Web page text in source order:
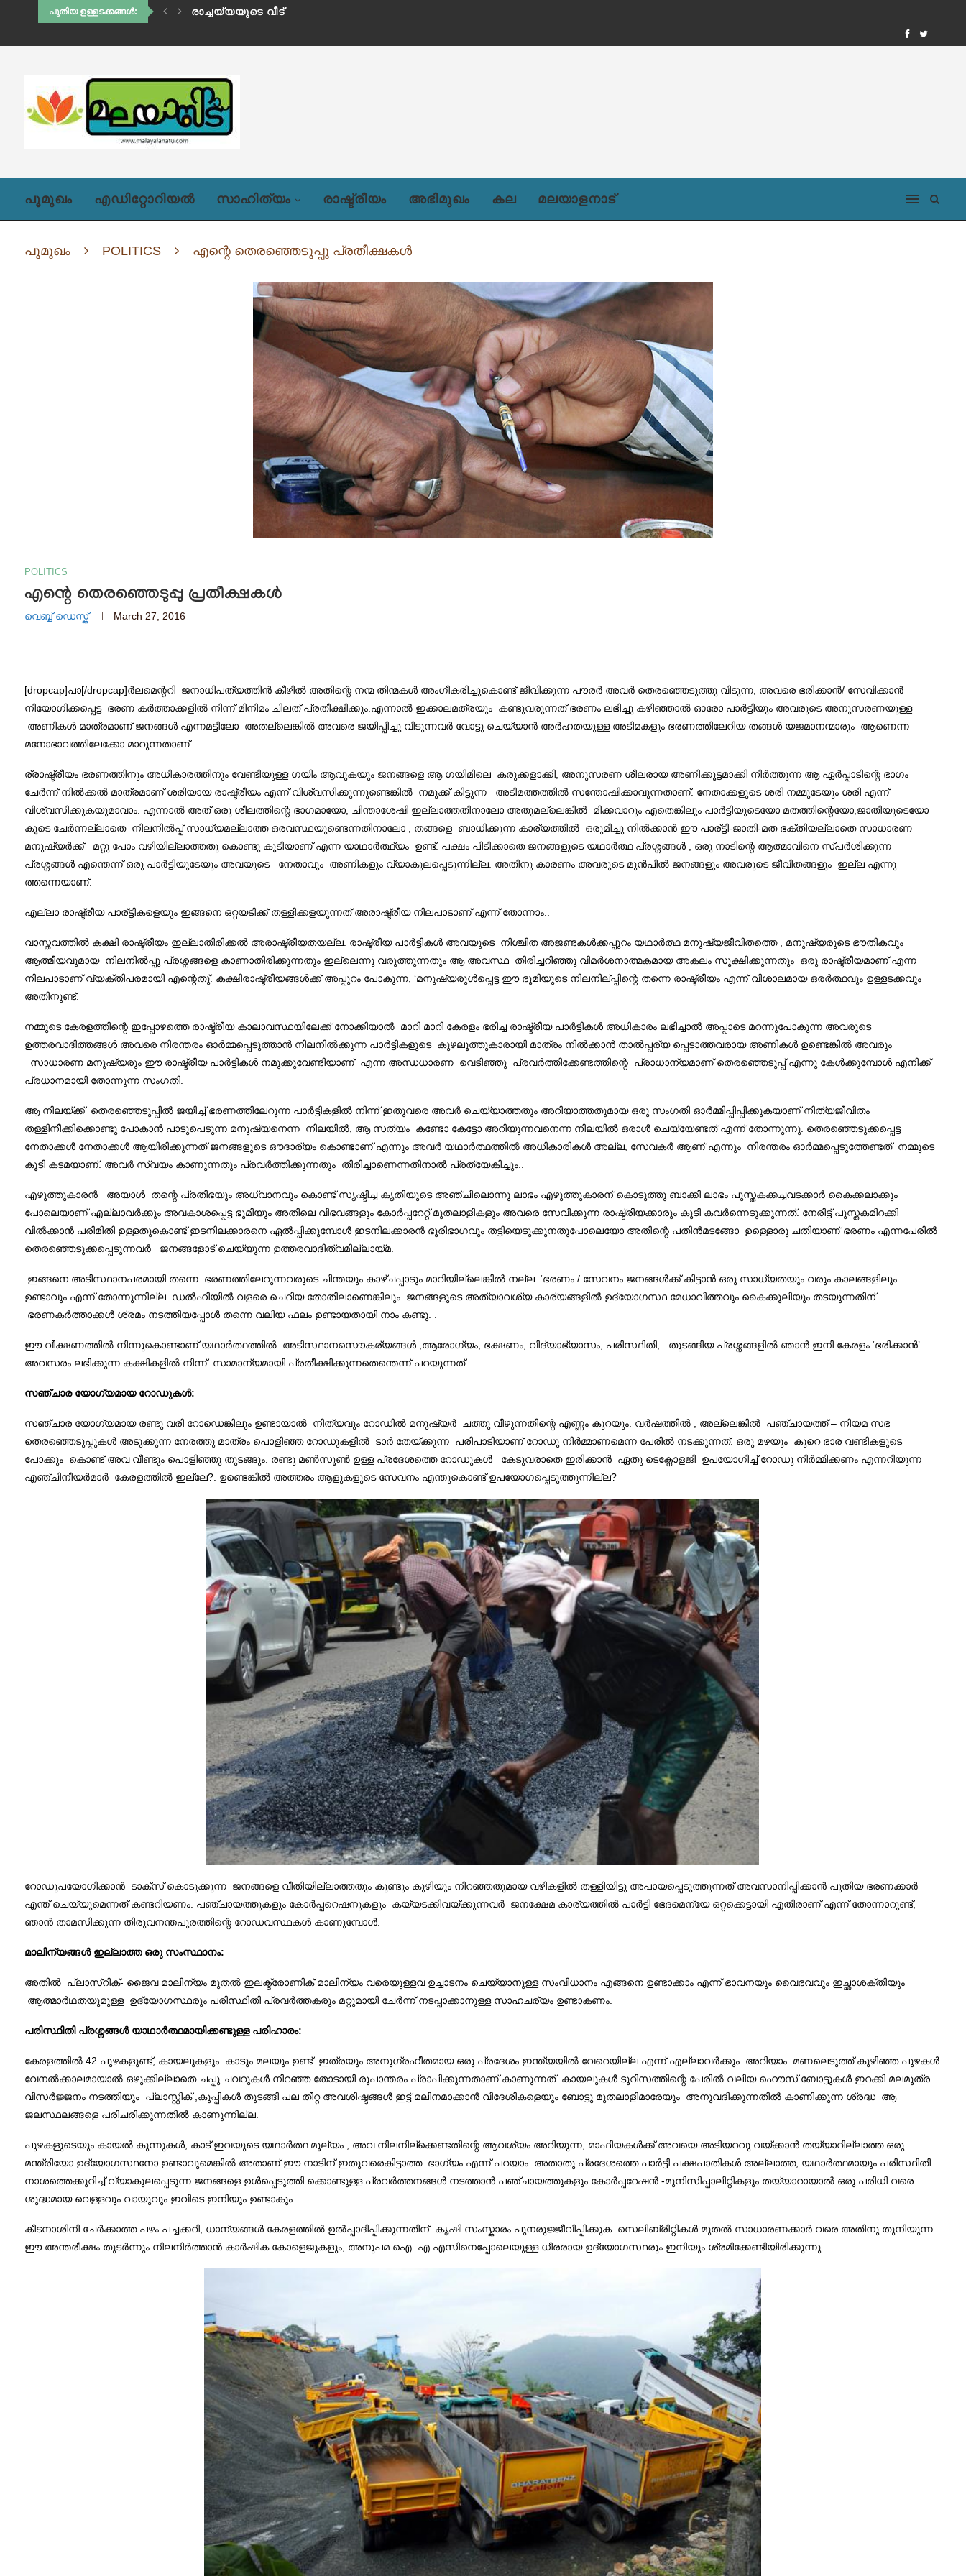
പുതിയ ഉള്ളടക്കങ്ങൾ: ഹിഡിംബി (അദ്ധ്യായം ഒന്ന്)
പൂമുഖം എഡിറ്റോറിയൽ സാഹിത്യം രാഷ്ട്രീയം അഭിമുഖം കല മലയാളനാട്
പൂമുഖം POLITICS എന്റെ തെരഞ്ഞെടുപ്പു പ്രതീക്ഷകൾ
POLITICS
എന്റെ തെരഞ്ഞെടുപ്പു പ്രതീക്ഷകൾ
വെബ്ബ് ഡെസ്ക് March 27, 2016
[dropcap]പാ[/dropcap]ർലമെന്ററി ജനാധിപത്യത്തിൻ കീഴിൽ അതിന്റെ നന്മ തിന്മകൾ അംഗീകരിച്ചുകൊണ്ട് ജീവിക്കുന്ന പൗരർ അവർ തെരഞ്ഞെടുത്തു വിടുന്ന, അവരെ ഭരിക്കാൻ/ സേവിക്കാൻ
നിയോഗിക്കപ്പെട്ട ഭരണ കർത്താക്കളിൽ നിന്ന് മിനിമം ചിലത് പ്രതീക്ഷിക്കും.എന്നാൽ ഇക്കാലമത്രയും കണ്ടുവരുന്നത്‌ ഭരണം ലഭിച്ചു കഴിഞ്ഞാൽ ഓരോ പാർട്ടിയും അവരുടെ അനുസരണയുള്ള
അണികൾ മാത്രമാണ് ജനങ്ങൾ എന്നമട്ടിലോ അതല്ലെങ്കിൽ അവരെ ജയിപ്പിച്ചു വിടുന്നവർ വോട്ടു ചെയ്യാൻ അർഹതയുള്ള അടിമകളും ഭരണത്തിലേറിയ തങ്ങൾ യജമാനന്മാരും ആണെന്ന
മനോഭാവത്തിലേക്കോ മാറുന്നതാണ്.
ര്രാഷ്ട്രീയം ഭരണത്തിനും അധികാരത്തിനും വേണ്ടിയുള്ള ഗയിം ആവുകയും ജനങ്ങളെ ആ ഗയിമിലെ കരുക്കളാക്കി, അനുസരണ ശീലരായ അണിക്കൂട്ടമാക്കി നിർത്തുന്ന ആ ഏർപ്പാടിന്റെ ഭാഗം
ചേർന്ന് നിൽക്കൽ മാത്രമാണ് ശരിയായ രാഷ്ട്രീയം എന്ന് വിശ്വസിക്കുന്നുണ്ടെങ്കിൽ നമുക്ക് കിട്ടുന്ന അടിമത്തത്തിൽ സന്തോഷിക്കാവുന്നതാണ്. നേതാക്കളുടെ ശരി നമ്മുടേയും ശരി എന്ന്
വിശ്വസിക്കുകയുമാവാം. എന്നാൽ അത് ഒരു ശീലത്തിന്റെ ഭാഗമായോ, ചിന്താശേഷി ഇല്ലാത്തതിനാലോ അതുമല്ലെങ്കിൽ മിക്കവാറും എതെങ്കിലും പാർട്ടിയുടെയോ മതത്തിന്റെയോ,ജാതിയുടെയോ
കൂടെ ചേർന്നല്ലാതെ നിലനിൽപ്പ്‌ സാധ്യമല്ലാത്ത ഒരവസ്ഥയുണ്ടെന്നതിനാലോ , തങ്ങളെ ബാധിക്കുന്ന കാര്യത്തിൽ ഒരുമിച്ചു നിൽക്കാൻ ഈ പാര്ട്ടി-ജാതി-മത ഭക്തിയല്ലാതെ സാധാരണ
മനുഷ്യർക്ക് മറ്റു പോം വഴിയില്ലാത്തതു കൊണ്ടു കൂടിയാണ് എന്ന യാഥാർത്ഥ്യം ഉണ്ട്. പക്ഷം പിടിക്കാതെ ജനങ്ങളുടെ യഥാർത്ഥ പ്രശ്നങ്ങൾ , ഒരു നാടിന്റെ ആത്മാവിനെ സ്പർശിക്കുന്ന
പ്രശ്നങ്ങൾ എന്തെന്ന് ഒരു പാർട്ടിയുടേയും അവയുടെ നേതാവും അണികളും വ്യാകുലപ്പെടുന്നില്ല. അതിനു കാരണം അവരുടെ മുൻപിൽ ജനങ്ങളും അവരുടെ ജീവിതങ്ങളും ഇല്ല എന്നു
ത്തന്നെയാണ്.
എല്ലാ രാഷ്ട്രീയ പാര്ട്ടികളെയും ഇങ്ങനെ ഒറ്റയടിക്ക് തള്ളിക്കളയുന്നത് അരാഷ്ട്രീയ നിലപാടാണ് എന്ന് തോന്നാം..
വാസ്തവത്തിൽ കക്ഷി രാഷ്ട്രീയം ഇല്ലാതിരിക്കൽ അരാഷ്ട്രീയതയല്ല. രാഷ്ട്രീയ പാർട്ടികൾ അവയുടെ നിശ്ചിത അജണ്ടകൾക്കപ്പുറം യഥാർത്ഥ മനുഷ്യജീവിതത്തെ , മനുഷ്യരുടെ ഭൗതികവും
ആത്മീയവുമായ നിലനിൽപ്പു പ്രശ്നങ്ങളെ കാണാതിരിക്കുന്നതും ഇല്ലെന്നു വരുത്തുന്നതും ആ അവസ്ഥ തിരിച്ചറിഞ്ഞു വിമർശനാത്മകമായ അകലം സൂക്ഷിക്കുന്നതും ഒരു രാഷ്ട്രീയമാണ് എന്ന
നിലപാടാണ് വ്യക്തിപരമായി എന്റെതു്. കക്ഷിരാഷ്ട്രീയങ്ങൾക്ക് അപ്പുറം പോകുന്ന, ‘മനുഷ്യരുൾപ്പെട്ട ഈ ഭൂമിയുടെ നിലനില്പ്പിന്റെ തന്നെ രാഷ്ട്രീയം എന്ന് വിശാലമായ ഒരർത്ഥവും ഉള്ളടക്കവും
അതിനുണ്ട്.
നമ്മുടെ കേരളത്തിന്റെ ഇപ്പോഴത്തെ രാഷ്ട്രീയ കാലാവസ്ഥയിലേക്ക് നോക്കിയാൽ മാറി മാറി കേരളം ഭരിച്ച രാഷ്ട്രീയ പാർട്ടികൾ അധികാരം ലഭിച്ചാൽ അപ്പാടെ മറന്നുപോകുന്ന അവരുടെ
ഉത്തരവാദിത്തങ്ങൾ അവരെ നിരന്തരം ഓർമ്മപ്പെടുത്താൻ നിലനിൽക്കുന്ന പാർട്ടികളുടെ കുഴലൂത്തുകാരായി മാത്രം നിൽക്കാൻ താൽപ്പര്യ പ്പെടാത്തവരായ അണികൾ ഉണ്ടെങ്കിൽ അവരും
സാധാരണ മനുഷ്യരും ഈ രാഷ്ട്രീയ പാർട്ടികൾ നമുക്കുവേണ്ടിയാണ് എന്ന അന്ധധാരണ വെടിഞ്ഞു പ്രവർത്തിക്കേണ്ടത്തിന്റെ പ്രാധാന്യമാണ് തെരഞ്ഞെടുപ്പ് എന്നു കേൾക്കുമ്പോൾ എനിക്ക്
പ്രധാനമായി തോന്നുന്ന സംഗതി.
ആ നിലയ്ക്ക് തെരഞ്ഞെടുപ്പിൽ ജയിച്ച് ഭരണത്തിലേറുന്ന പാർട്ടികളിൽ നിന്ന് ഇതുവരെ അവർ ചെയ്യാത്തതും അറിയാത്തതുമായ ഒരു സംഗതി ഓർമ്മിപ്പിപ്പിക്കുകയാണ് നിത്യജീവിതം
തള്ളിനീക്കിക്കൊണ്ടു പോകാൻ പാടുപെടുന്ന മനുഷ്യനെന്ന നിലയിൽ, ആ സത്യം കണ്ടോ കേട്ടോ അറിയുന്നവനെന്ന നിലയിൽ ഒരാൾ ചെയ്യേണ്ടത് എന്ന് തോന്നുന്നു. തെരഞ്ഞെടുക്കപ്പെട്ട
നേതാക്കൾ നേതാക്കൾ ആയിരിക്കുന്നത് ജനങ്ങളുടെ ഔദാര്യം കൊണ്ടാണ് എന്നും അവർ യഥാർത്ഥത്തിൽ അധികാരികൾ അല്ല, സേവകർ ആണ് എന്നും നിരന്തരം ഓർമ്മപ്പെടുത്തേണ്ടത് നമ്മുടെ
കൂടി കടമയാണ്. അവർ സ്വയം കാണുന്നതും പ്രവർത്തിക്കുന്നതും തിരിച്ചാണെന്നതിനാൽ പ്രത്യേകിച്ചും..
എഴുത്തുകാരൻ അയാൾ തന്റെ പ്രതിഭയും അധ്വാനവും കൊണ്ട് സൃഷ്ടിച്ച കൃതിയുടെ അഞ്ചിലൊന്നു ലാഭം എഴുത്തുകാരന് കൊടുത്തു ബാക്കി ലാഭം പുസ്തകക്കച്ചവടക്കാർ കൈക്കലാക്കും
പോലെയാണ് എല്ലാവർക്കും അവകാശപ്പെട്ട ഭൂമിയും അതിലെ വിഭവങ്ങളും കോർപ്പറേറ്റ് മുതലാളികളും അവരെ സേവിക്കുന്ന രാഷ്ട്രീയക്കാരും കൂടി കവർന്നെടുക്കുന്നത്‌. നേരിട്ട് പുസ്തകമിറക്കി
വിൽക്കാൻ പരിമിതി ഉള്ളതുകൊണ്ട് ഇടനിലക്കാരനെ ഏൽപ്പിക്കുമ്പോൾ ഇടനിലക്കാരൻ ഭൂരിഭാഗവും തട്ടിയെടുക്കുനതുപോലെയോ അതിന്റെ പതിൻമടങ്ങോ ഉള്ളൊരു ചതിയാണ് ഭരണം എന്നപേരിൽ
തെരഞ്ഞെടുക്കപ്പെടുന്നവർ ജനങ്ങളോട് ചെയ്യുന്ന ഉത്തരവാദിത്വമില്ലായ്മ.
ഇങ്ങനെ അടിസ്ഥാനപരമായി തന്നെ ഭരണത്തിലേറുന്നവരുടെ ചിന്തയും കാഴ്ചപ്പാടും മാറിയില്ലെങ്കിൽ നല്ല ‘ഭരണം / സേവനം ജനങ്ങൾക്ക്‌ കിട്ടാൻ ഒരു സാധ്യതയും വരും കാലങ്ങളിലും
ഉണ്ടാവും എന്ന് തോന്നുന്നില്ല. ഡൽഹിയിൽ വളരെ ചെറിയ തോതിലാണെങ്കിലും ജനങ്ങളുടെ അത്യാവശ്യ കാര്യങ്ങളിൽ ഉദ്യോഗസ്ഥ മേധാവിത്തവും കൈക്കൂലിയും തടയുന്നതിന്
ഭരണകർത്താക്കൾ ശ്രമം നടത്തിയപ്പോൾ തന്നെ വലിയ ഫലം ഉണ്ടായതായി നാം കണ്ടു. .
ഈ വീക്ഷണത്തിൽ നിന്നുകൊണ്ടാണ് യഥാർത്ഥത്തിൽ അടിസ്ഥാനസൌകര്യങ്ങൾ ,ആരോഗ്യം, ഭക്ഷണം, വിദ്യാഭ്യാസം, പരിസ്ഥിതി, തുടങ്ങിയ പ്രശ്നങ്ങളിൽ ഞാൻ ഇനി കേരളം ‘ഭരിക്കാൻ’
അവസരം ലഭിക്കുന്ന കക്ഷികളിൽ നിന്ന് സാമാന്യമായി പ്രതീക്ഷിക്കുന്നതെന്തെന്ന് പറയുന്നത്.
സഞ്ചാര യോഗ്യമായ റോഡുകൾ:
സഞ്ചാര യോഗ്യമായ രണ്ടു വരി റോഡെങ്കിലും ഉണ്ടായാൽ നിത്യവും റോഡിൽ മനുഷ്യർ ചത്തു വീഴുന്നതിന്റെ എണ്ണം കുറയും. വർഷത്തിൽ , അല്ലെങ്കിൽ പഞ്ചായത്ത് – നിയമ സഭ
തെരഞ്ഞെടുപ്പുകൾ അടുക്കുന്ന നേരത്തു മാത്രം പൊളിഞ്ഞ റോഡുകളിൽ ടാർ തേയ്ക്കുന്ന പരിപാടിയാണ് റോഡു നിർമ്മാണമെന്ന പേരിൽ നടക്കുന്നത്. ഒരു മഴയും കുറെ ഭാര വണ്ടികളുടെ
പോക്കും കൊണ്ട് അവ വീണ്ടും പൊളിഞ്ഞു തുടങ്ങും. രണ്ടു മൺസൂൺ ഉള്ള പ്രദേശത്തെ റോഡുകൾ കേടുവരാതെ ഇരിക്കാൻ ഏതു ടെക്നോളജി ഉപയോഗിച്ച് റോഡു നിർമ്മിക്കണം എന്നറിയുന്ന
എഞ്ചിനീയർമാർ കേരളത്തിൽ ഇല്ലേ?. ഉണ്ടെങ്കിൽ അത്തരം ആളുകളുടെ സേവനം എന്തുകൊണ്ട് ഉപയോഗപ്പെടുത്തുന്നില്ല?
റോഡുപയോഗിക്കാൻ ടാക്സ് കൊടുക്കുന്ന ജനങ്ങളെ വീതിയില്ലാത്തതും കുണ്ടും കുഴിയും നിറഞ്ഞതുമായ വഴികളിൽ തള്ളിയിട്ടു അപായപ്പെടുത്തുന്നത് അവസാനിപ്പിക്കാൻ പുതിയ ഭരണക്കാർ
എന്ത് ചെയ്യുമെന്നത് കണ്ടറിയണം. പഞ്ചായത്തുകളും കോർപ്പറെഷനുകളും കയ്യടക്കിവയ്ക്കുന്നവർ ജനക്ഷേമ കാര്യത്തിൽ പാർട്ടി ഭേദമെന്യേ ഒറ്റക്കെട്ടായി എതിരാണ് എന്ന് തോന്നാറുണ്ട്,
ഞാൻ താമസിക്കുന്ന തിരുവനന്തപുരത്തിന്റെ റോഡവസ്ഥകൾ കാണുമ്പോൾ.
മാലിന്യങ്ങൾ ഇല്ലാത്ത ഒരു സംസ്ഥാനം:
അതിൽ പ്ലാസ്റിക്- ജൈവ മാലിന്യം മുതൽ ഇലക്ട്രോണിക് മാലിന്യം വരെയുള്ളവ ഉച്ചാടനം ചെയ്യാനുള്ള സംവിധാനം എങ്ങനെ ഉണ്ടാക്കാം എന്ന് ഭാവനയും വൈഭവവും ഇച്ഛാശക്തിയും
ആത്മാർഥതയുമുള്ള ഉദ്യോഗസ്ഥരും പരിസ്ഥിതി പ്രവർത്തകരും മറ്റുമായി ചേർന്ന് നടപ്പാക്കാനുള്ള സാഹചര്യം ഉണ്ടാകണം.
പരിസ്ഥിതി പ്രശ്നങ്ങൾ യാഥാർത്ഥമായിക്കണ്ടുള്ള പരിഹാരം:
കേരളത്തിൽ 42 പുഴകളുണ്ട്, കായലുകളും കാടും മലയും ഉണ്ട്. ഇത്രയും അനുഗ്രഹീതമായ ഒരു പ്രദേശം ഇന്ത്യയിൽ വേറെയില്ല എന്ന് എല്ലാവർക്കും അറിയാം. മണലെടുത്ത് കുഴിഞ്ഞ പുഴകൾ
വേനൽക്കാലമായാൽ ഒഴുക്കില്ലാതെ ചപ്പു ചവറുകൾ നിറഞ്ഞ തോടായി രൂപാന്തരം പ്രാപിക്കുന്നതാണ് കാണുന്നത്. കായലുകൾ ടൂറിസത്തിന്റെ പേരിൽ വലിയ ഹൌസ് ബോട്ടുകൾ ഇറക്കി മലമൂത്ര
വിസർജ്ജനം നടത്തിയും പ്ലാസ്റ്റിക് ,കുപ്പികൾ തുടങ്ങി പല തീറ്റ അവശിഷ്ടങ്ങൾ ഇട്ട് മലിനമാക്കാൻ വിദേശികളെയും ബോട്ടു മുതലാളിമാരേയും അനുവദിക്കുന്നതിൽ കാണിക്കുന്ന ശ്രദ്ധ ആ
ജലസ്ഥലങ്ങളെ പരിചരിക്കുന്നതിൽ കാണുന്നില്ല.
പുഴകളുടെയും കായൽ കുന്നുകൾ, കാട് ഇവയുടെ യഥാർത്ഥ മൂല്യം , അവ നിലനില്ക്കെണ്ടതിന്റെ ആവശ്യം അറിയുന്ന, മാഫിയകൾക്ക്‌ അവയെ അടിയറവു വയ്ക്കാൻ തയ്യാറില്ലാത്ത ഒരു
മന്ത്രിയോ ഉദ്യോഗസ്ഥനോ ഉണ്ടാവുമെങ്കിൽ അതാണ്‌ ഈ നാടിന് ഇതുവരെകിട്ടാത്ത ഭാഗ്യം എന്ന് പറയാം. അതാതു പ്രദേശത്തെ പാർട്ടി പക്ഷപാതികൾ അല്ലാത്ത, യഥാർത്ഥമായും പരിസ്ഥിതി
നാശത്തെക്കുറിച്ച് വ്യാകുലപ്പെടുന്ന ജനങ്ങളെ ഉൾപ്പെടുത്തി ക്കൊണ്ടുള്ള പ്രവർത്തനങ്ങൾ നടത്താൻ പഞ്ചായത്തുകളും കോർപ്പറേഷൻ -മുനിസിപ്പാലിറ്റികളും തയ്യാറായാൽ ഒരു പരിധി വരെ
ശുദ്ധമായ വെള്ളവും വായുവും ഇവിടെ ഇനിയും ഉണ്ടാകും.
കീടനാശിനി ചേർക്കാത്ത പഴം പച്ചക്കറി, ധാന്യങ്ങൾ കേരളത്തിൽ ഉൽപ്പാദിപ്പിക്കുന്നതിന് കൃഷി സംസ്കാരം പുനരുജ്ജീവിപ്പിക്കുക. സെലിബ്രിറ്റികൾ മുതൽ സാധാരണക്കാർ വരെ അതിനു തുനിയുന്ന
ഈ അന്തരീക്ഷം തുടർന്നും നിലനിർത്താൻ കാർഷിക കോളെജുകളും, അനുപമ ഐ എ എസിനെപ്പോലെയുള്ള ധീരരായ ഉദ്യോഗസ്ഥരും ഇനിയും ശ്രമിക്കേണ്ടിയിരിക്കുന്നു.